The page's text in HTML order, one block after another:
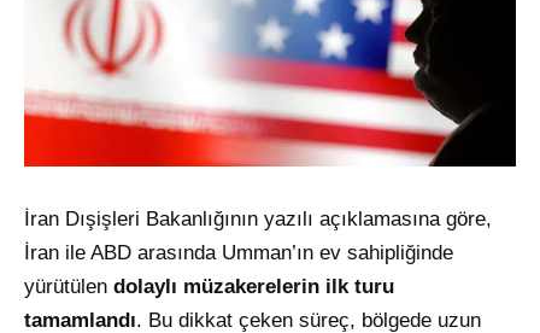
İran Dışişleri Bakanlığının yazılı açıklamasına göre,
İran ile ABD arasında Umman’ın ev sahipliğinde
yürütülen dolaylı müzakerelerin ilk turu
tamamlandı. Bu dikkat çeken süreç, bölgede uzun